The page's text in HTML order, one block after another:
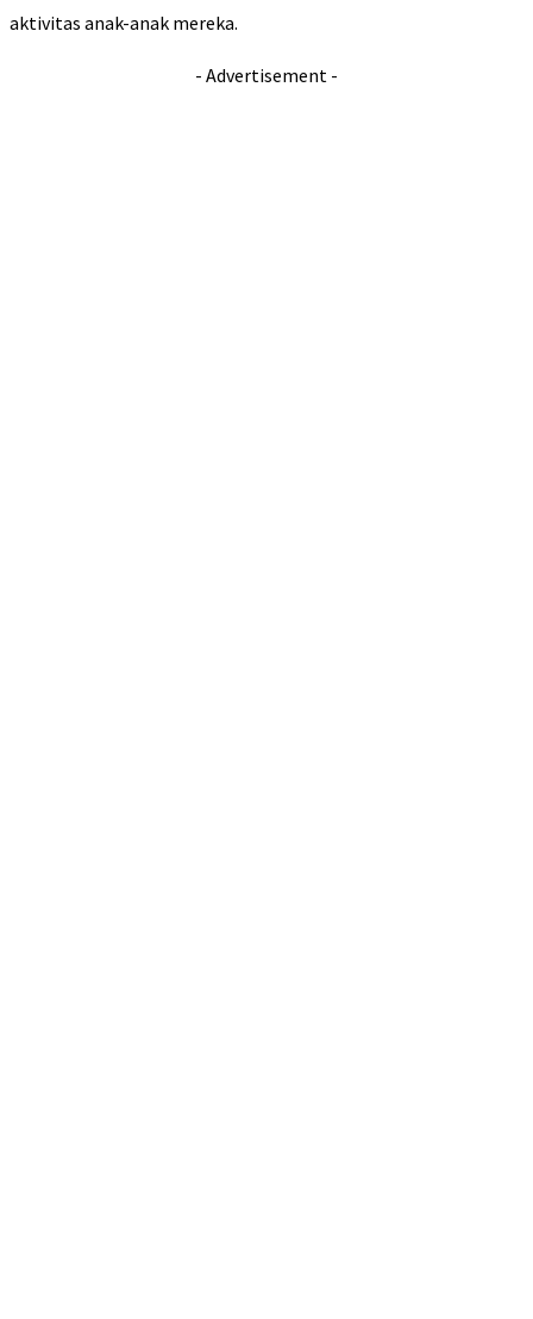
aktivitas anak-anak mereka.
- Advertisement -